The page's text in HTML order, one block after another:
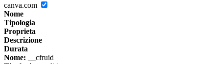
canva.com
Nome
Tipologia
Proprieta
Descrizione
Durata
Nome: __cfruid